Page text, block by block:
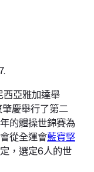
亞雅加達舉
慶舉行了第二
的體操世錦賽為
從全運會藍寶堅
，選定6人的世